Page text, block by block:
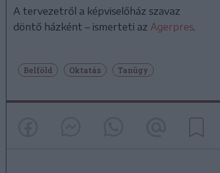
A tervezetről a képviselőház szavaz
döntő házként – ismerteti az Agerpres
Belföld Oktatás Tanügy